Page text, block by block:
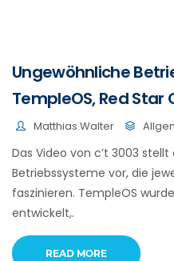
Ungewöhnliche
TempleOS, Red Star
Matthias Walter
Das Video von c’t 3003
Betriebssysteme vor, die
faszinieren. TempleOS
entwickelt,.
READ MORE